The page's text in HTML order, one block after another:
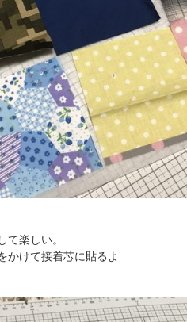
楽しい。
かけて接着芯に貼るよ